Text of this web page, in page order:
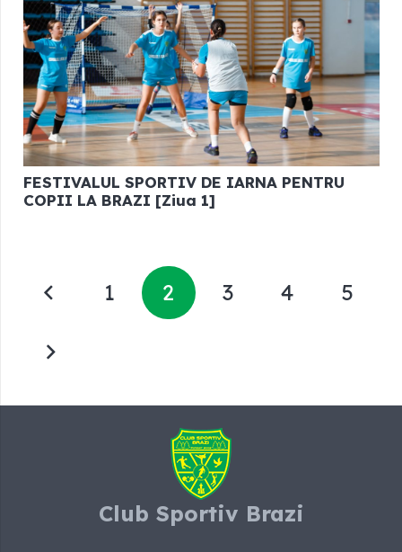
FESTIVALUL SPORTIV DE IARNA PENTRU
COPII LA BRAZI [Ziua 1]
1 2 3 4 5
Club Sportiv Brazi